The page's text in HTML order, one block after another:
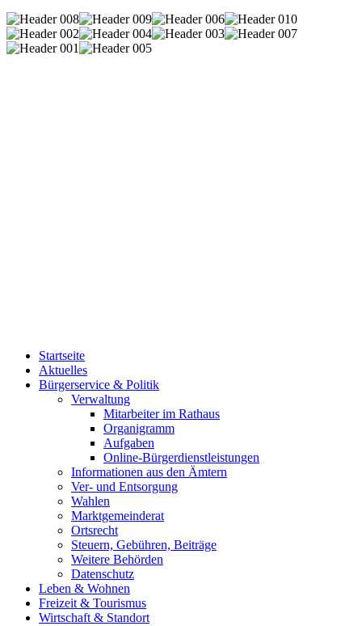
Startseite
Aktuelles
Bürgerservice & Politik
Verwaltung
Mitarbeiter im Rathaus
Organigramm
Aufgaben
Online-Bürgerdienstleistungen
Informationen aus den Ämtern
Ver- und Entsorgung
Wahlen
Marktgemeinderat
Ortsrecht
Steuern, Gebühren, Beiträge
Weitere Behörden
Datenschutz
Leben & Wohnen
Freizeit & Tourismus
Wirtschaft & Standort